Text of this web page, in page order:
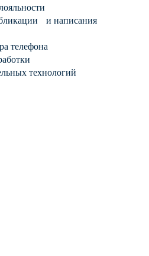
и написания
телефона
технологий